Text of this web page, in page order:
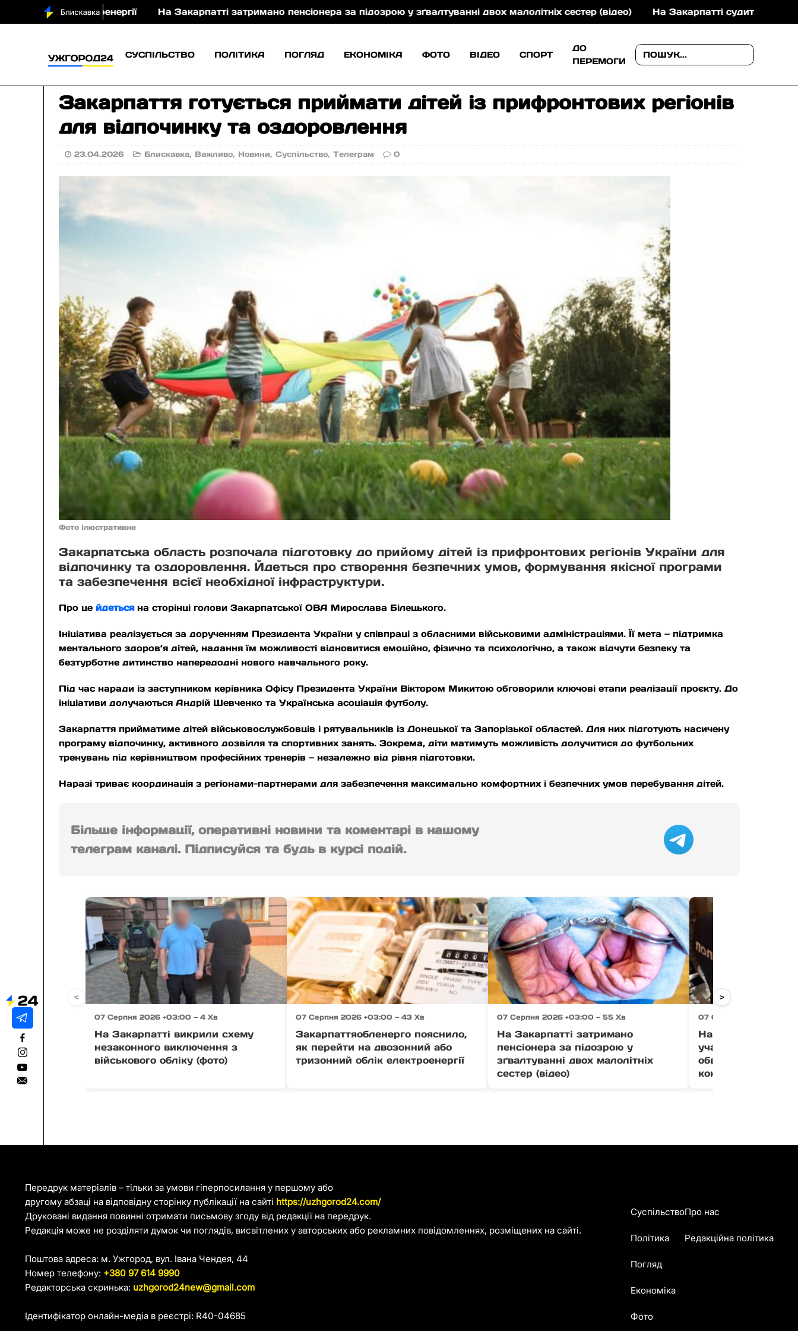
електроенергії На Закарпатті затримано пенсіонера за підозрою у зґвалтуванні двох малолітніх сестер (відео) На Закарпатті судитимуть учасників
СУСПІЛЬСТВО ПОЛІТИКА ПОГЛЯД ЕКОНОМІКА ФОТО ВІДЕО СПОРТ
ДО
ПЕРЕМОГИ
Закарпаття готується приймати дітей із прифронтових регіонів
для відпочинку та оздоровлення
23.04.2026 Блискавка, Важливо, Новини,Суспільство,Телеграм 0
Фото ілюстративне
Закарпатська область розпочала підготовку до прийому дітей із прифронтових регіонів України для
відпочинку та оздоровлення. Йдеться про створення безпечних умов, формування якісної програми
та забезпечення всієї необхідної інфраструктури.
Про цейдетьсяна сторінці голови Закарпатської ОВА Мирослава Білецького.
Ініціатива реалізується за дорученням Президента України у співпраці з обласними військовими адміністраціями. Її мета — підтримка
ментального здоров’я дітей, надання їм можливості відновитися емоційно, фізично та психологічно, а також відчути безпеку та
безтурботне дитинство напередодні нового навчального року.
Під час наради із заступником керівника Офісу Президента України Віктором Микитою обговорили ключові етапи реалізації проєкту. До
ініціативи долучаються Андрій Шевченко та Українська асоціація футболу.
Закарпаття прийматиме дітей військовослужбовців і рятувальників із Донецької та Запорізької областей. Для них підготують насичену
програму відпочинку, активного дозвілля та спортивних занять. Зокрема, діти матимуть можливість долучитися до футбольних
тренувань під керівництвом професійних тренерів — незалежно від рівня підготовки.
Наразі триває координація з регіонами-партнерами для забезпечення максимально комфортних і безпечних умов перебування дітей.
Більше інформації, оперативні новини та коментарі в нашому
телеграм каналі. Підписуйся та будь в курсі подій.
07 Серпня 2026 +03:00 — 4 Хв
На Закарпатті викрили схему
незаконного виключення з
військового обліку (фото)
07 Серпня 2026 +03:00 — 43 Хв
Закарпаттяобленерго пояснило,
як перейти на двозонний або
тризонний облік електроенергії
07 Серпня 2026 +03:00 — 55 Хв
На Закарпатті затримано
пенсіонера за підозрою у
зґвалтуванні двох малолітніх
сестер (відео)
07 Серпня 2026 +03:00
На Закарпатті
учасників
обвинувачують у
кокаїну з ЄС
< >
Передрук матеріалів – тільки за умови гіперпосилання у першому або
другому абзаці на відповідну сторінку публікації на сайті https://uzhgorod24.com/
Друковані видання повинні отримати письмову згоду від редакції на передрук.
Редакція може не розділяти думок чи поглядів, висвітлених у авторських або рекламних повідомленнях, розміщених на сайті.
Поштова адреса: м. Ужгород, вул. Івана Чендея, 44
Номер телефону: +380 97 614 9990
Редакторська скринька: uzhgorod24new@gmail.com
Ідентифікатор онлайн-медіа в реєстрі: R40-04685
Суспільство
Політика
Погляд
Економіка
Фото
Про нас
Редакційна політика